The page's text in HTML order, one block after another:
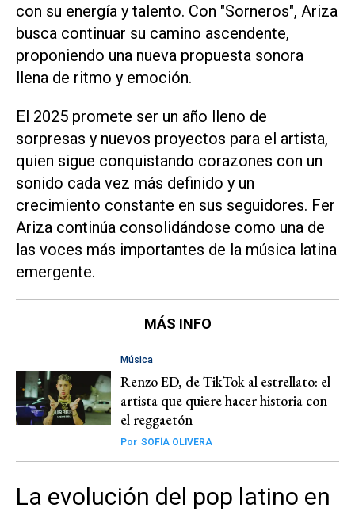
con su energía y talento. Con "Sorneros", Ariza
busca continuar su camino ascendente,
proponiendo una nueva propuesta sonora
llena de ritmo y emoción.
El 2025 promete ser un año lleno de
sorpresas y nuevos proyectos para el artista,
quien sigue conquistando corazones con un
sonido cada vez más definido y un
crecimiento constante en sus seguidores. Fer
Ariza continúa consolidándose como una de
las voces más importantes de la música latina
emergente.
MÁS INFO
Música
Renzo ED, de TikTok al estrellato: el
artista que quiere hacer historia con
el reggaetón
Por SOFÍA OLIVERA
La evolución del pop latino en